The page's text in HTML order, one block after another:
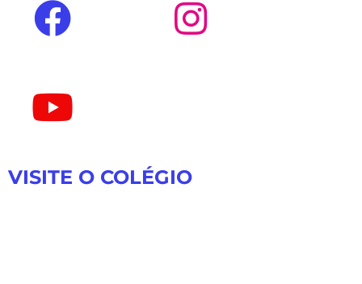
VISITE O COLÉGIO